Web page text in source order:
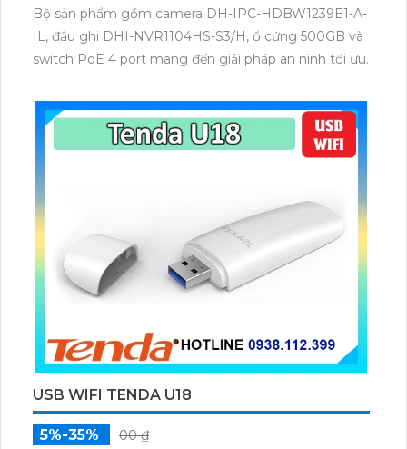
Bộ sản phẩm gồm camera DH-IPC-HDBW1239E1-A-
IL, đầu ghi DHI-NVR1104HS-S3/H, ổ cứng 500GB và
switch PoE 4 port mang đến giải pháp an ninh tối ưu.
USB WIFI TENDA U18
5%-35%
00 ₫